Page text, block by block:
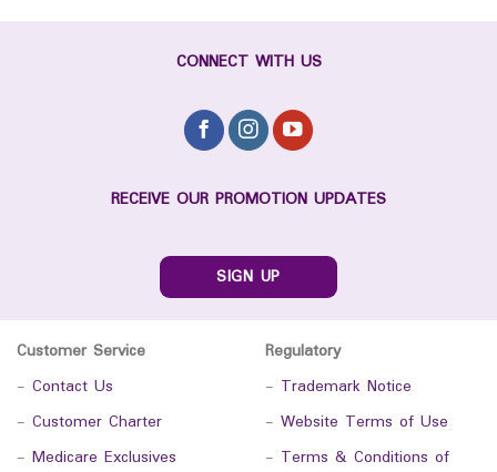
CONNECT WITH US
RECEIVE OUR PROMOTION UPDATES
SIGN UP
Customer Service
- Contact Us
- Customer Charter
- Medicare Exclusives
Regulatory
- Trademark Notice
- Website Terms of Use
- Terms & Conditions of